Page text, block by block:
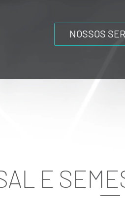
NOSSOS
E